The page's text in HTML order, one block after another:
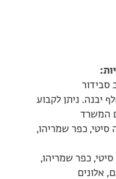
סבידור
יבנה. ניתן לקבוע
המשרד
סיטי, כפר שמריהו,
כפר שמריהו,
אלונים